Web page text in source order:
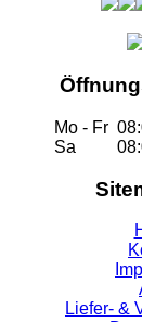
Mo - Fr
Sa
Liefer- &